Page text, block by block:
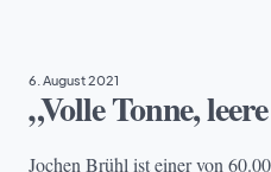
6. August 2021
„Volle Tonne,
Jochen Brühl ist einer von